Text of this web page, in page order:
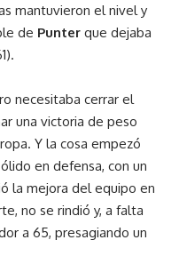
mantuvieron el nivel y
de Punter que dejaba
necesitaba cerrar el
una victoria de peso
Y la cosa empezó
en defensa, con un
la mejora del equipo en
no se rindió y, a falta
a 65, presagiando un